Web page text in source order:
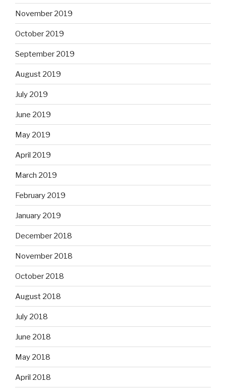
November 2019
October 2019
September 2019
August 2019
July 2019
June 2019
May 2019
April 2019
March 2019
February 2019
January 2019
December 2018
November 2018
October 2018
August 2018
July 2018
June 2018
May 2018
April 2018